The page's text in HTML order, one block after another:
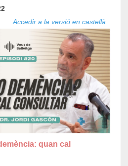
Accedir a la versió en castellà
quan cal